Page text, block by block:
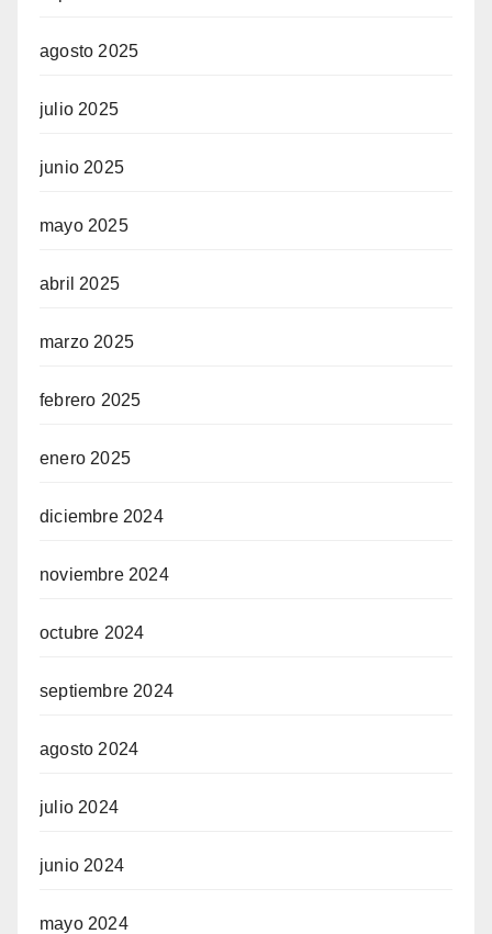
agosto 2025
julio 2025
junio 2025
mayo 2025
abril 2025
marzo 2025
febrero 2025
enero 2025
diciembre 2024
noviembre 2024
octubre 2024
septiembre 2024
agosto 2024
julio 2024
junio 2024
mayo 2024